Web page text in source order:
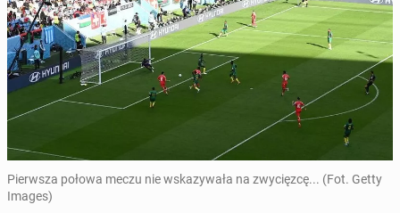
Pierwsza połowa meczu nie wskazywała na zwycięzcę... (Fot. Getty
Images)